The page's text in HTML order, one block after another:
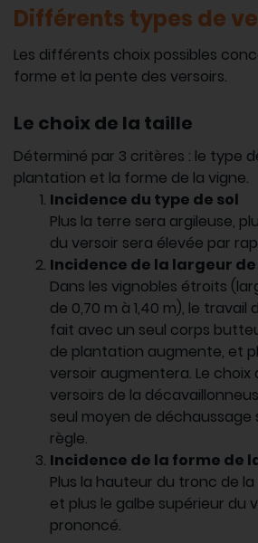
Différents types de
Les différents choix possibles
forme et la pente des versoirs.
Le choix de la taille
Déterminé par 3 critères : le type
plantation et la forme de la vigne.
Incidence du type de sol
Plus la terre sera argileuse,
du versoir sera élevée par
Incidence de la largeur
Dans les vignobles étroits
de 0,70 m à 1,40 m), le travail
fait avec un seul corps
de plantation augmente, et
versoir augmentera. Le choix
versoirs de la
seul moyen de
règle.
Incidence de la forme de
Plus la hauteur du tronc de
et plus le galbe supérieur du
prononcé.